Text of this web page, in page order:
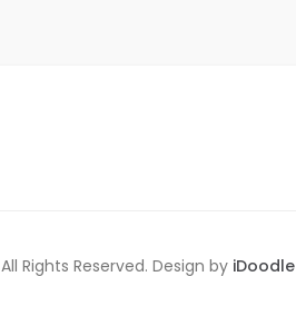
All Rights Reserved. Design byiDoodle